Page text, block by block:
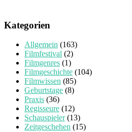
Kategorien
Allgemein (163)
Filmfestival (2)
Filmgenres (1)
Filmgeschichte (104)
Filmwissen (85)
Geburtstage (8)
Praxis (36)
Regisseure (12)
Schauspieler(13)
Zeitgeschehen (15)